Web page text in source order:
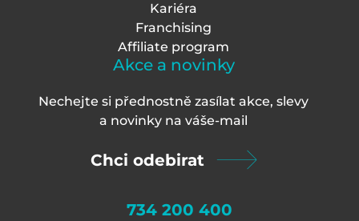
Kariéra
Franchising
Affiliate program
Akce a novinky
Nechejte si přednostně zasílat akce, slevy
a novinky na váše-mail
Chci odebirat
734 200 400